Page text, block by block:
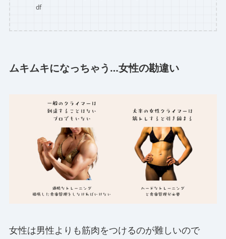
df
ムキムキになっちゃう…女性の勘違い
女性は男性よりも筋肉をつけるのが難しいので